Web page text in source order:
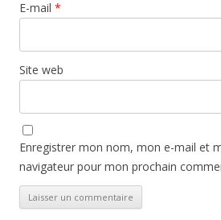
E-mail *
Site web
Enregistrer mon nom, mon e-mail et
navigateur pour mon prochain